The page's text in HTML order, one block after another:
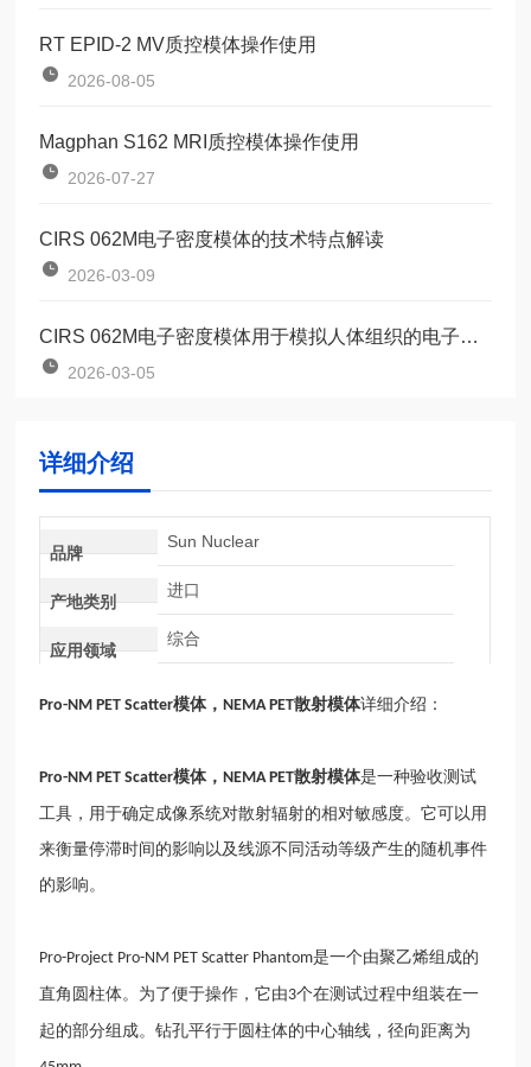
RT EPID-2 MV质控模体操作使用
2026-08-05
Magphan S162 MRI质控模体操作使用
2026-07-27
CIRS 062M电子密度模体的技术特点解读
2026-03-09
CIRS 062M电子密度模体用于模拟人体组织的电子密度
2026-03-05
详细介绍
品牌
Sun Nuclear
产地类别
进口
应用领域
综合
Pro-NM PET Scatter模体，NEMA PET散射模体详细介绍：
Pro-NM PET Scatter模体，NEMA PET散射模体是一种验收测试
工具，用于确定成像系统对散射辐射的相对敏感度。它可以用
来衡量停滞时间的影响以及线源不同活动等级产生的随机事件
的影响。
Pro-Project Pro-NM PET Scatter Phantom是一个由聚乙烯组成的
直角圆柱体。为了便于操作，它由3个在测试过程中组装在一
起的部分组成。钻孔平行于圆柱体的中心轴线，径向距离为